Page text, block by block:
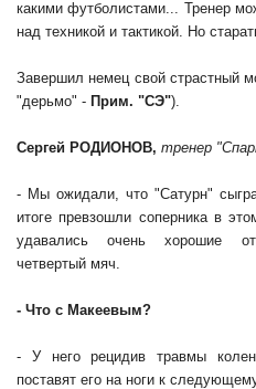
какими футболистами... Тренер
над техникой и тактикой. Но
Завершил немец свой страстный
"дерьмо" - Прим. "СЭ").
Сергей РОДИОНОВ, тренер
- Мы ожидали, что "Сатурн"
итоге превзошли соперника в
удавались очень хорошие
четвертый мяч.
- Что с Макеевым?
- У него рецидив травмы
поставят его на ноги к